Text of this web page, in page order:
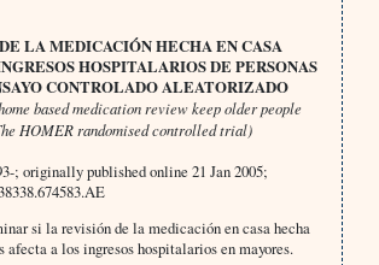
LA MEDICACIÓN HECHA EN CASA
HOSPITALARIOS DE PERSONAS
CONTROLADO ALEATORIZADO
based medication review keep older people
HOMER randomised controlled trial)
; originally published online 21 Jan 2005;
si la revisión de la medicación en casa hecha
afecta a los ingresos hospitalarios en mayores.